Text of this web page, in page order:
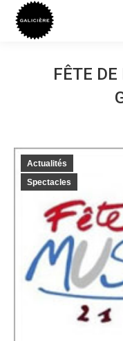
FÊTE
Actualités
Spectacles